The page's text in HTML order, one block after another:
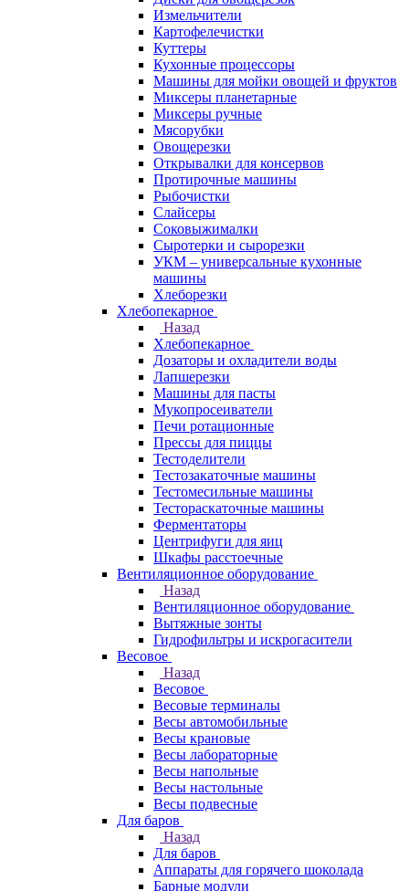
Измельчители
Картофелечистки
Куттеры
Кухонные процессоры
Машины для мойки овощей и фруктов
Миксеры планетарные
Миксеры ручные
Мясорубки
Овощерезки
Открывалки для консервов
Протирочные машины
Рыбочистки
Слайсеры
Соковыжималки
Сыротерки и сырорезки
УКМ – универсальные кухонные
машины
Хлеборезки
Хлебопекарное
Назад
Хлебопекарное
Дозаторы и охладители воды
Лапшерезки
Машины для пасты
Мукопросеиватели
Печи ротационные
Прессы для пиццы
Тестоделители
Тестозакаточные машины
Тестомесильные машины
Тестораскаточные машины
Ферментаторы
Центрифуги для яиц
Шкафы расстоечные
Вентиляционное оборудование
Назад
Вентиляционное оборудование
Вытяжные зонты
Гидрофильтры и искрогасители
Весовое
Назад
Весовое
Весовые терминалы
Весы автомобильные
Весы крановые
Весы лабораторные
Весы напольные
Весы настольные
Весы подвесные
Для баров
Назад
Для баров
Аппараты для горячего шоколада
Барные модули